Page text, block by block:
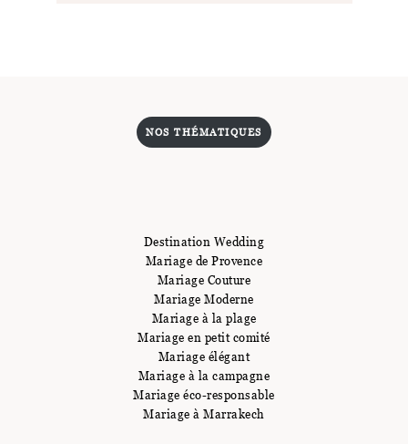
NOS THÉMATIQUES
Destination Wedding
Mariage de Provence
Mariage Couture
Mariage Moderne
Mariage à la plage
Mariage en petit comité
Mariage élégant
Mariage à la campagne
Mariage éco-responsable
Mariage à Marrakech